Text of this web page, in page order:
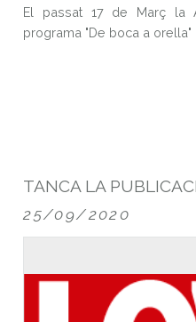
El passat 17 de Març la
programa "De boca a orella"
25/09/2020
TANCA LA